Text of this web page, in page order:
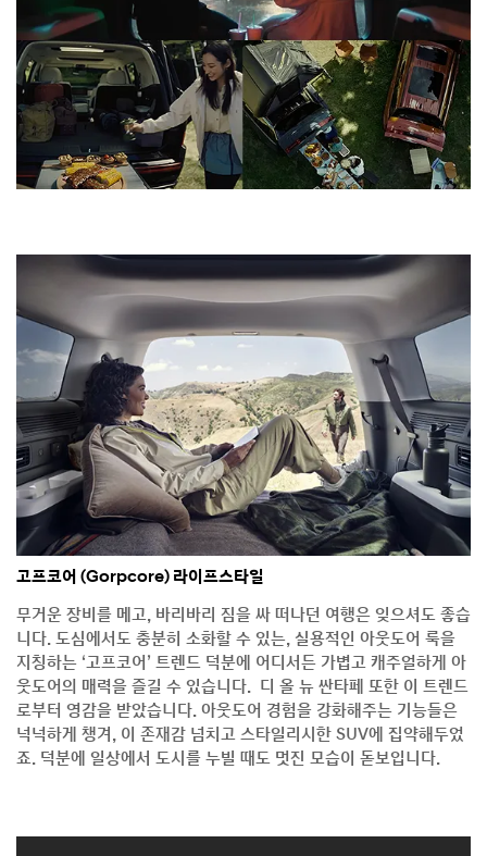
고프코어 (Gorpcore) 라이프스타일
무거운 장비를 메고, 바리바리 짐을 싸 떠나던 여행은 잊으셔도 좋습
니다. 도심에서도 충분히 소화할 수 있는, 실용적인 아웃도어 룩을
지칭하는 ‘고프코어’ 트렌드 덕분에 어디서든 가볍고 캐주얼하게 아
웃도어의 매력을 즐길 수 있습니다. 디 올 뉴 싼타페 또한 이 트렌드
로부터 영감을 받았습니다. 아웃도어 경험을 강화해주는 기능들은
넉넉하게 챙겨, 이 존재감 넘치고 스타일리시한 SUV에 집약해두었
죠. 덕분에 일상에서 도시를 누빌 때도 멋진 모습이 돋보입니다.